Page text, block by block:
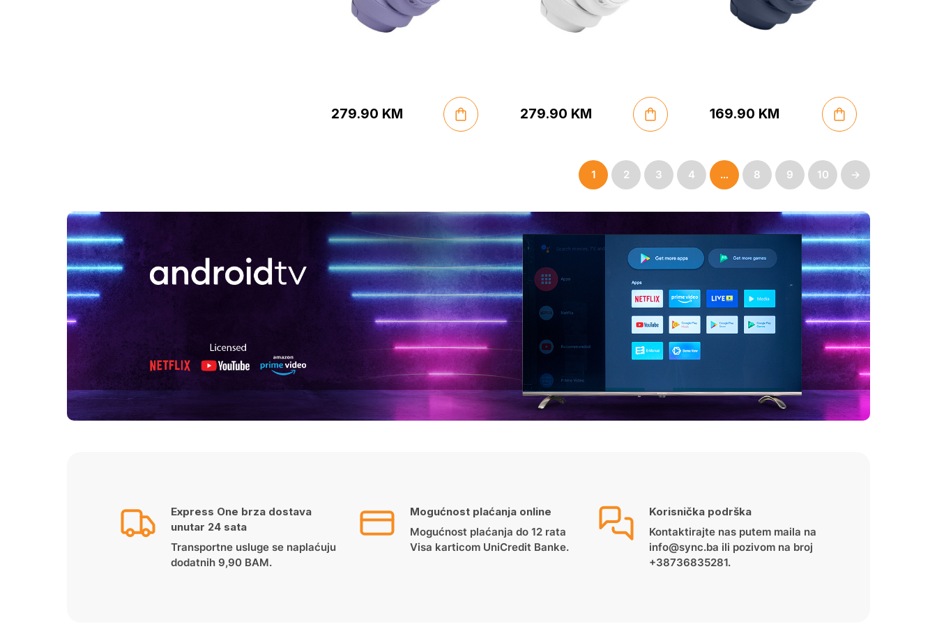
279.90 KM 279.90 KM 169.90 KM
1 2 3 4 … 8 9 10 →
Express One brza dostava
unutar 24 sata
Transportne usluge se naplaćuju
dodatnih 9,90 BAM.
Mogućnost plaćanja online
Mogućnost plaćanja do 12 rata
Visa karticom UniCredit Banke.
Korisnička podrška
Kontaktirajte nas putem maila na
info@sync.ba ili pozivom na broj
+38736835281.